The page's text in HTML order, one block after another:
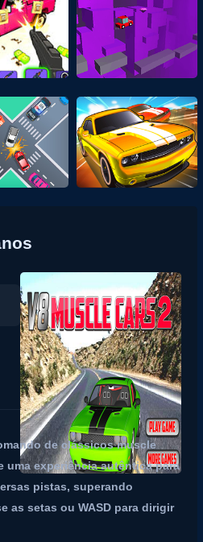
de clássicos muscle
uma experiência autêntica para
pistas, superando
as setas ou WASD para dirigir